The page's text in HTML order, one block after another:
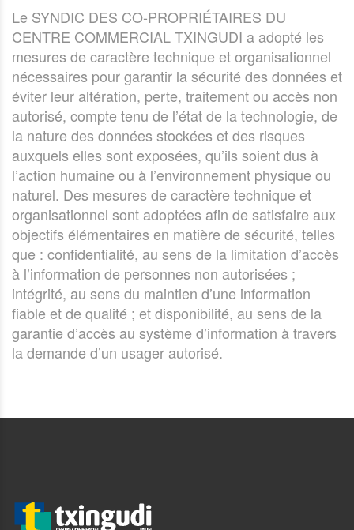
Le SYNDIC DES CO-PROPRIÉTAIRES DU
CENTRE COMMERCIAL TXINGUDI a adopté les
mesures de caractère technique et organisationnel
nécessaires pour garantir la sécurité des données et
éviter leur altération, perte, traitement ou accès non
autorisé, compte tenu de l’état de la technologie, de
la nature des données stockées et des risques
auxquels elles sont exposées, qu’ils soient dus à
l’action humaine ou à l’environnement physique ou
naturel. Des mesures de caractère technique et
organisationnel sont adoptées afin de satisfaire aux
objectifs élémentaires en matière de sécurité, telles
que : confidentialité, au sens de la limitation d’accès
à l’information de personnes non autorisées ;
intégrité, au sens du maintien d’une information
fiable et de qualité ; et disponibilité, au sens de la
garantie d’accès au système d’information à travers
la demande d’un usager autorisé.